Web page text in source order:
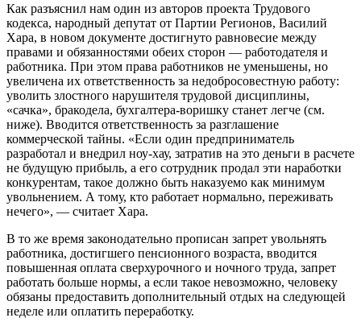
Как разъяснил нам один из авторов проекта Трудового
кодекса, народный депутат от Партии Регионов, Василий
Хара, в новом документе достигнуто равновесие между
правами и обязанностями обеих сторон — работодателя и
работника. При этом права работников не уменьшены, но
увеличена их ответственность за недобросовестную работу:
уволить злостного нарушителя трудовой дисциплины,
«сачка», бракодела, бухгалтера-воришку станет легче (см.
ниже). Вводится ответственность за разглашение
коммерческой тайны. «Если один предприниматель
разработал и внедрил ноу-хау, затратив на это деньги в расчете
не будущую прибыль, а его сотрудник продал эти наработки
конкурентам, такое должно быть наказуемо как минимум
увольнением. А тому, кто работает нормально, переживать
нечего», — считает Хара.
В то же время законодательно прописан запрет увольнять
работника, достигшего пенсионного возраста, вводится
повышенная оплата сверхурочного и ночного труда, запрет
работать больше нормы, а если такое невозможно, человеку
обязаны предоставить дополнительный отдых на следующей
неделе или оплатить переработку.